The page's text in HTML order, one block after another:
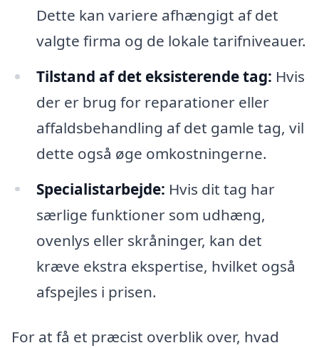
Dette kan variere afhængigt af det
valgte firma og de lokale tarifniveauer.
Tilstand af det eksisterende tag: Hvis
der er brug for reparationer eller
affaldsbehandling af det gamle tag, vil
dette også øge omkostningerne.
Specialistarbejde: Hvis dit tag har
særlige funktioner som udhæng,
ovenlys eller skråninger, kan det
kræve ekstra ekspertise, hvilket også
afspejles i prisen.
For at få et præcist overblik over, hvad